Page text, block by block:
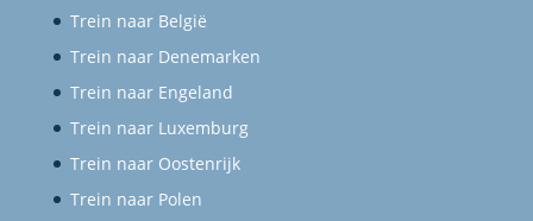
Trein naar België
Trein naar Denemarken
Trein naar Engeland
Trein naar Luxemburg
Trein naar Oostenrijk
Trein naar Polen